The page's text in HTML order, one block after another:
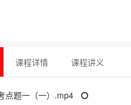
课程详情 课程讲义
点题一（一）.mp4